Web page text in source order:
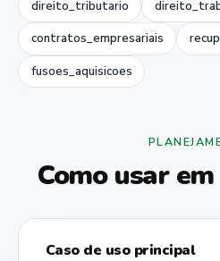
direito_tributario
contratos_empresariais
fusoes_aquisicoes
Como usar
Caso de uso principal